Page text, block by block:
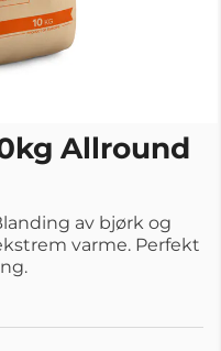
Allround
av bjørk og
varme. Perfekt